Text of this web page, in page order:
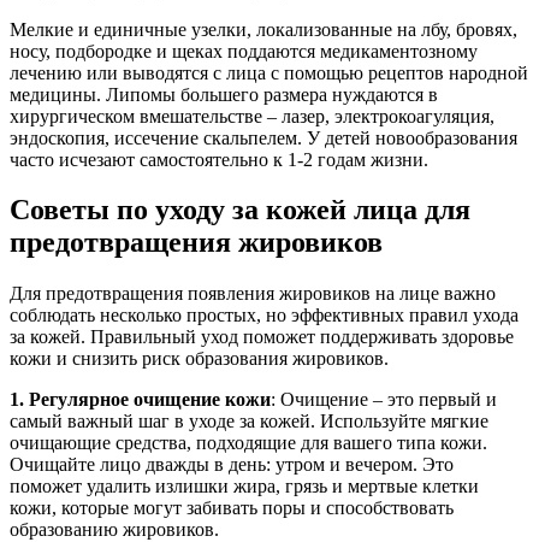
Мелкие и единичные узелки, локализованные на лбу, бровях,
носу, подбородке и щеках поддаются медикаментозному
лечению или выводятся с лица с помощью рецептов народной
медицины. Липомы большего размера нуждаются в
хирургическом вмешательстве – лазер, электрокоагуляция,
эндоскопия, иссечение скальпелем. У детей новообразования
часто исчезают самостоятельно к 1-2 годам жизни.
Советы по уходу за кожей лица для
предотвращения жировиков
Для предотвращения появления жировиков на лице важно
соблюдать несколько простых, но эффективных правил ухода
за кожей. Правильный уход поможет поддерживать здоровье
кожи и снизить риск образования жировиков.
1. Регулярное очищение кожи: Очищение – это первый и
самый важный шаг в уходе за кожей. Используйте мягкие
очищающие средства, подходящие для вашего типа кожи.
Очищайте лицо дважды в день: утром и вечером. Это
поможет удалить излишки жира, грязь и мертвые клетки
кожи, которые могут забивать поры и способствовать
образованию жировиков.